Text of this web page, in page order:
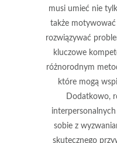
musi umieć nie
także motywować
rozwiązywać
kluczowe
różnorodnym
które mogą
Dodatkowo,
sobie z
skutecznego